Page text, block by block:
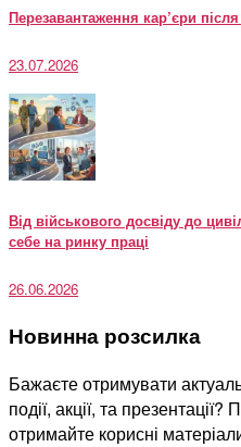
Перезавантаження кар’єри
23.07.2026
Від військового досвіду до
себе на ринку праці
26.06.2026
Новинна розсилка
Бажаєте отримувати
події, акції, та
отримайте корисні